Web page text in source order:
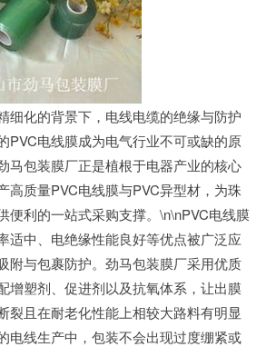
细化的背景下，电线电缆的绝缘与防护
PVC电线膜成为电气行业不可或缺的原
马包装膜厂正是植根于电器产业的核心
高质量PVC电线膜与PVC异型材，为珠
便利的一站式采购支撑。\n\nPVC电线膜
适中、电绝缘性能良好等优点被广泛应
附与包裹防护。劲马包装膜厂采用优质
增塑剂、促进剂以及抗氧体系，让出膜
裂且在耐老化性能上相较大路料有明显
电线生产中，包装不会出现过度绷紧或